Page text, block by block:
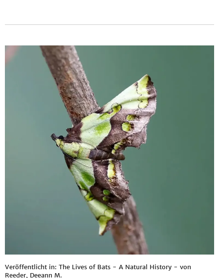
Veröffentlicht in: The Lives of Bats - A Natural History - von
Reeder, Deeann M.